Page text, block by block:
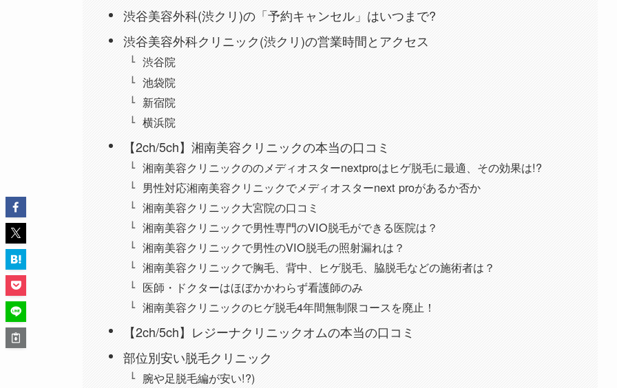
渋谷美容外科(渋クリ)の「予約キャンセル」はいつまで?
渋谷美容外科クリニック(渋クリ)の営業時間とアクセス
渋谷院
池袋院
新宿院
横浜院
【2ch/5ch】湘南美容クリニックの本当の口コミ
湘南美容クリニックののメディオスターnextproはヒゲ脱毛に最適、その効果は!?
男性対応湘南美容クリニックでメディオスターnext proがあるか否か
湘南美容クリニック大宮院の口コミ
湘南美容クリニックで男性専門のVIO脱毛ができる医院は？
湘南美容クリニックで男性のVIO脱毛の照射漏れは？
湘南美容クリニックで胸毛、背中、ヒゲ脱毛、脇脱毛などの施術者は？
医師・ドクターはほぼかかわらず看護師のみ
湘南美容クリニックのヒゲ脱毛4年間無制限コースを廃止！
【2ch/5ch】レジーナクリニックオムの本当の口コミ
部位別安い脱毛クリニック
腕や足脱毛編が安い!?)